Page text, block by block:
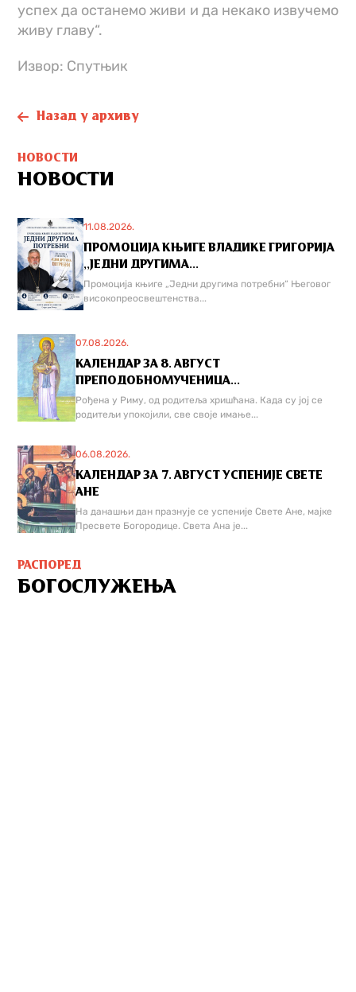
успех да останемо живи и да некако извучемо
живу главу“.
Извор: Спутњик
Назад у архиву
НОВОСТИ
НОВОСТИ
11.08.2026.
ПРОМОЦИЈА КЊИГЕ ВЛАДИКЕ ГРИГОРИЈА
,,ЈЕДНИ ДРУГИМА...
Промоција књиге „Једни другима потребни“ Његовог
високопреосвештенства...
07.08.2026.
КАЛЕНДАР ЗА 8. АВГУСТ
ПРЕПОДОБНОМУЧЕНИЦА...
Рођена у Риму, од родитеља хришћана. Када су јој се
родитељи упокојили, све своје имање...
06.08.2026.
КАЛЕНДАР ЗА 7. АВГУСТ УСПЕНИЈЕ СВЕТЕ
АНЕ
На данашњи дан празнује се успеније Свете Ане, мајке
Пресвете Богородице. Света Ана је...
РАСПОРЕД
БОГОСЛУЖЕЊА